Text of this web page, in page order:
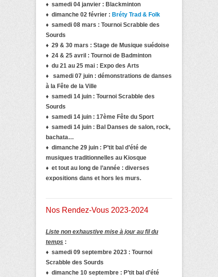
♦ samedi 04 janvier : Blackminton
♦ dimanche 02 février : Bréty Trad & Folk
♦ samedi 08 mars : Tournoi Scrabble des
Sourds
♦ 29 & 30 mars : Stage de Musique suédoise
♦ 24 & 25 avril : Tournoi de Badminton
♦ du 21 au 25 mai : Expo des Arts
♦ samedi 07 juin : démonstrations de danses
à la Fête de la Ville
♦ samedi 14 juin : Tournoi Scrabble des
Sourds
♦ samedi 14 juin : 17ème Fête du Sport
♦ samedi 14 juin : Bal Danses de salon, rock,
bachata…
♦ dimanche 29 juin : P’tit bal d’été de
musiques traditionnelles au Kiosque
♦ et tout au long de l’année : diverses
expositions dans et hors les murs.
Nos Rendez-Vous 2023-2024
Liste non exhaustive mise à jour au fil du
temps :
♦ samedi 09 septembre 2023 : Tournoi
Scrabble des Sourds
♦ dimanche 10 septembre : P’tit bal d’été